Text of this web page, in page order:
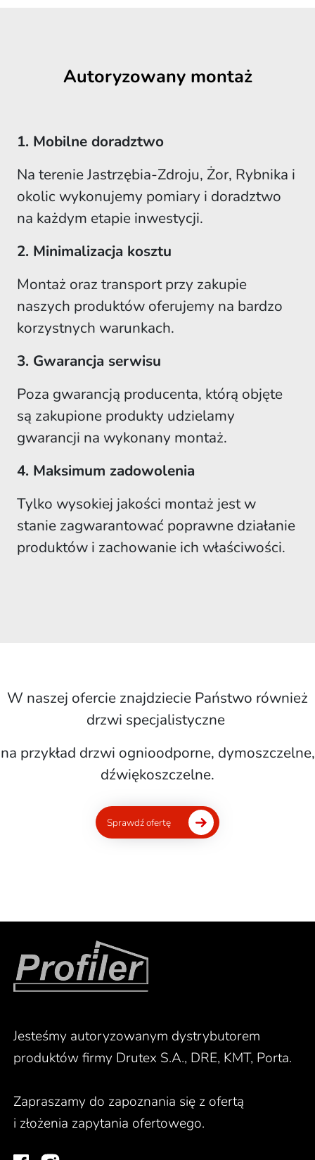
Autoryzowany montaż
1. Mobilne doradztwo
Na terenie Jastrzębia-Zdroju, Żor, Rybnika i
okolic wykonujemy pomiary i doradztwo
na każdym etapie inwestycji.
2. Minimalizacja kosztu
Montaż oraz transport przy zakupie
naszych produktów oferujemy na bardzo
korzystnych warunkach.
3. Gwarancja serwisu
Poza gwarancją producenta, którą objęte
są zakupione produkty udzielamy
gwarancji na wykonany montaż.
4. Maksimum zadowolenia
Tylko wysokiej jakości montaż jest w
stanie zagwarantować poprawne działanie
produktów i zachowanie ich właściwości.
W naszej ofercie znajdziecie Państwo również
drzwi specjalistyczne
na przykład drzwi ognioodporne, dymoszczelne,
dźwiękoszczelne.
Sprawdź ofertę
Jesteśmy autoryzowanym dystrybutorem
produktów firmy Drutex S.A., DRE, KMT, Porta.
Zapraszamy do zapoznania się z ofertą
i złożenia zapytania ofertowego.